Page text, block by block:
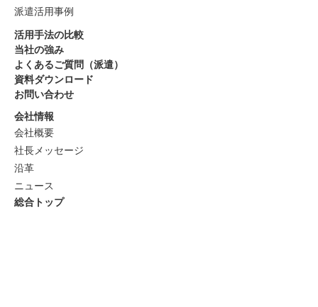
派遣活用事例
活用手法の比較
当社の強み
よくあるご質問（派遣）
資料ダウンロード
お問い合わせ
会社情報
会社概要
社長メッセージ
沿革
ニュース
総合トップ